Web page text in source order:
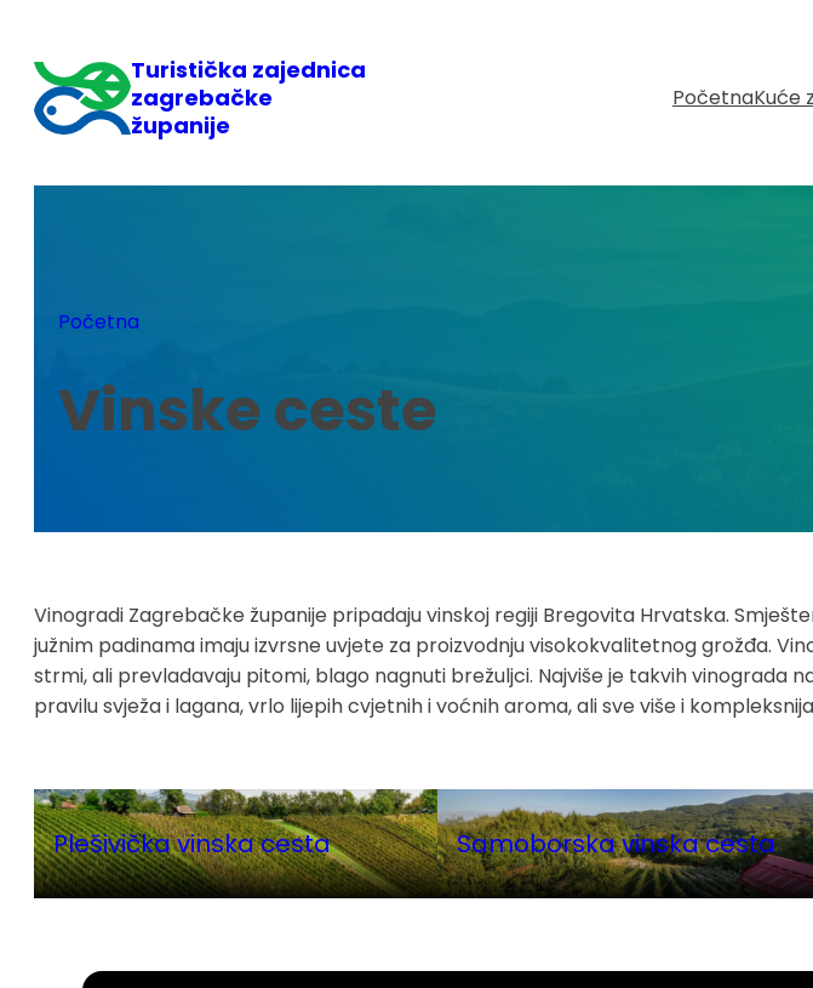
sadržaja
Turistička zajednica
zagrebačke
županije
PočetnaKuće
Početna
Vinske ceste
Vinogradi Zagrebačke županije pripadaju vinskoj regiji Bregovita Hrvatska.
južnim padinama imaju izvrsne uvjete za proizvodnju visokokvalitetnog grožđa.
strmi, ali prevladavaju pitomi, blago nagnuti brežuljci. Najviše je takvih vinograda
pravilu svježa i lagana, vrlo lijepih cvjetnih i voćnih aroma, ali sve više i
Plešivička vinska cesta Samoborska vinska cesta